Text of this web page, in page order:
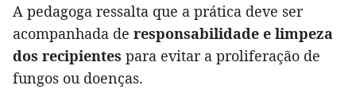
A pedagoga ressalta que a prática deve ser
acompanhada de responsabilidade e limpeza
dos recipientes para evitar a proliferação de
fungos ou doenças.